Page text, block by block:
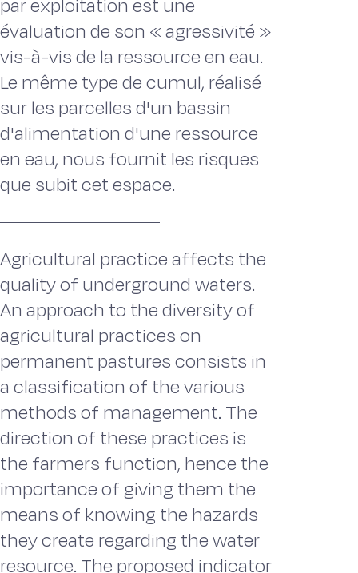
par exploitation est une
évaluation de son « agressivité »
vis-à-vis de la ressource en eau.
Le même type de cumul, réalisé
sur les parcelles d'un bassin
d'alimentation d'une ressource
en eau, nous fournit les risques
que subit cet espace.
Agricultural practice affects the
quality of underground waters.
An approach to the diversity of
agricultural practices on
permanent pastures consists in
a classification of the various
methods of management. The
direction of these practices is
the farmers function, hence the
importance of giving them the
means of knowing the hazards
they create regarding the water
resource. The proposed indicator